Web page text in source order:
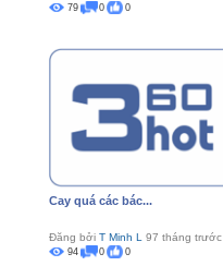
79 0 0
Cay quá các bác...
Đăng bởi T Minh L 97 tháng trước
94 0 0